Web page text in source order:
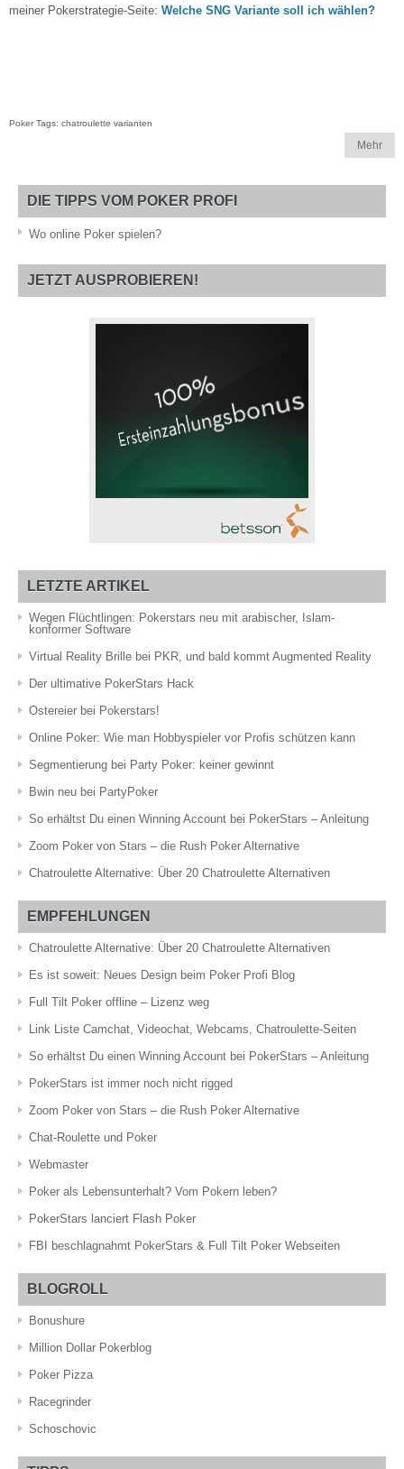
meiner Pokerstrategie-Seite: Welche SNG Variante soll ich wählen?
Poker Tags: chatroulette varianten
Mehr
DIE TIPPS VOM POKER PROFI
Wo online Poker spielen?
JETZT AUSPROBIEREN!
LETZTE ARTIKEL
Wegen Flüchtlingen: Pokerstars neu mit arabischer, Islam-
konformer Software
Virtual Reality Brille bei PKR, und bald kommt Augmented Reality
Der ultimative PokerStars Hack
Ostereier bei Pokerstars!
Online Poker: Wie man Hobbyspieler vor Profis schützen kann
Segmentierung bei Party Poker: keiner gewinnt
Bwin neu bei PartyPoker
So erhältst Du einen Winning Account bei PokerStars – Anleitung
Zoom Poker von Stars – die Rush Poker Alternative
Chatroulette Alternative: Über 20 Chatroulette Alternativen
EMPFEHLUNGEN
Chatroulette Alternative: Über 20 Chatroulette Alternativen
Es ist soweit: Neues Design beim Poker Profi Blog
Full Tilt Poker offline – Lizenz weg
Link Liste Camchat, Videochat, Webcams, Chatroulette-Seiten
So erhältst Du einen Winning Account bei PokerStars – Anleitung
PokerStars ist immer noch nicht rigged
Zoom Poker von Stars – die Rush Poker Alternative
Chat-Roulette und Poker
Webmaster
Poker als Lebensunterhalt? Vom Pokern leben?
PokerStars lanciert Flash Poker
FBI beschlagnahmt PokerStars & Full Tilt Poker Webseiten
BLOGROLL
Bonushure
Million Dollar Pokerblog
Poker Pizza
Racegrinder
Schoschovic